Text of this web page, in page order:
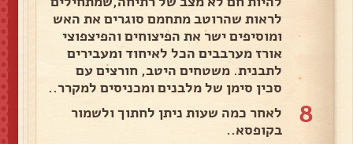
לראות שהרוטב מתחמם סוגרים את האש
ומוסיפים ישר את הפיצוחים והפיצפוצי
אורז מערבבים הכל לאיחוד ומעבירים
לתבנית. משטחים היטב, חורצים עם
סכין סימן של מלבנים ומכניסים למקרר..
8
לאחר כמה שעות ניתן לחתוך ולשמור
בקופסא..